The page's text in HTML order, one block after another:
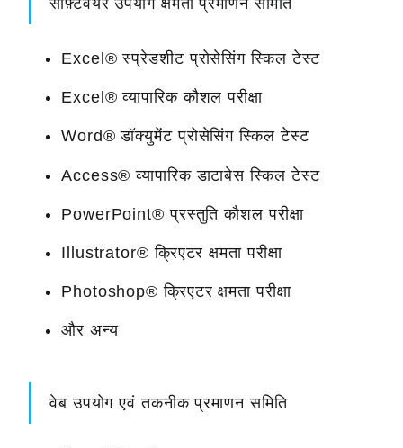
सॉफ़्टवेयर उपयोग क्षमता प्रमाणन समिति
Excel® स्प्रेडशीट प्रोसेसिंग स्किल टेस्ट
Excel® व्यापारिक कौशल परीक्षा
Word® डॉक्युमेंट प्रोसेसिंग स्किल टेस्ट
Access® व्यापारिक डाटाबेस स्किल टेस्ट
PowerPoint® प्रस्तुति कौशल परीक्षा
Illustrator® क्रिएटर क्षमता परीक्षा
Photoshop® क्रिएटर क्षमता परीक्षा
और अन्य
वेब उपयोग एवं तकनीक प्रमाणन समिति